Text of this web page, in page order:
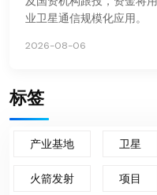
业卫星通信规模化应用。
2026-08-06
标签
产业基地 卫星
火箭发射 项目